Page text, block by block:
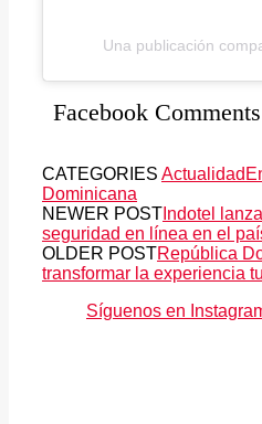
Una publicación
Facebook Comments
CATEGORIES Actualidad
Dominicana
NEWER POST Indotel
seguridad en línea en el
OLDER POSTRepública
transformar la experiencia
Síguenos en